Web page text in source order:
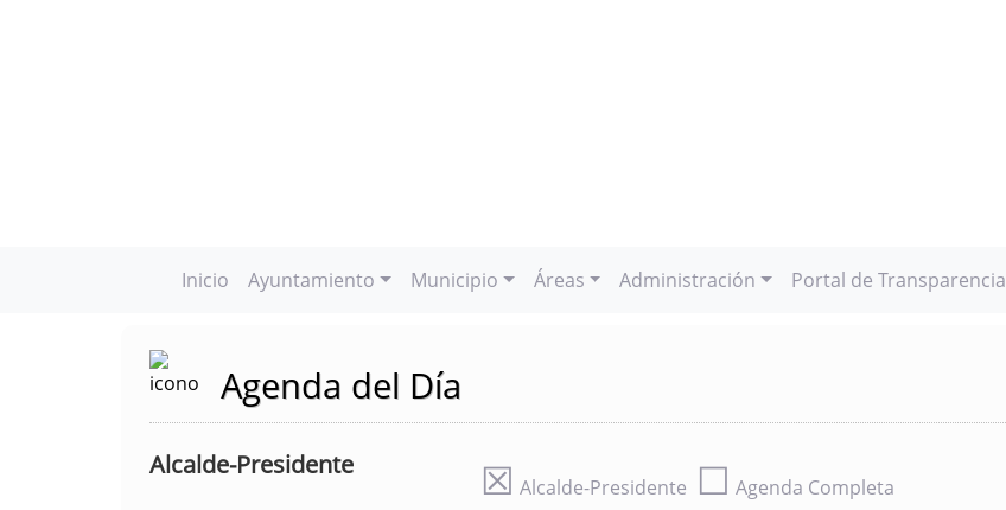
Inicio Ayuntamiento Municipio Áreas Administración Portal de Transparencia
Agenda del Día
Alcalde-Presidente ☒ Alcalde-Presidente ☐ Agenda Completa